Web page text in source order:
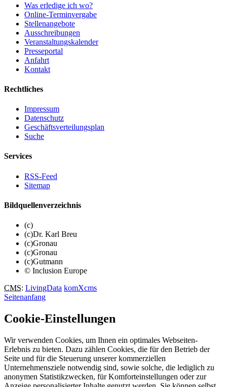
Was erledige ich wo?
Online-Terminvergabe
Stellenangebote
Ausschreibungen
Veranstaltungskalender
Presseportal
Anfahrt
Kontakt
Rechtliches
Impressum
Datenschutz
Geschäftsverteilungsplan
Suche
Services
RSS-Feed
Sitemap
Bildquellenverzeichnis
(c)
(c)Dr. Karl Breu
(c)Gronau
(c)Gronau
(c)Gutmann
© Inclusion Europe
CMS: LivingData komXcms
Seitenanfang
Cookie-Einstellungen
Wir verwenden Cookies, um Ihnen ein optimales Webseiten-
Erlebnis zu bieten. Dazu zählen Cookies, die für den Betrieb der
Seite und für die Steuerung unserer kommerziellen
Unternehmensziele notwendig sind, sowie solche, die lediglich zu
anonymen Statistikzwecken, für Komforteinstellungen oder zur